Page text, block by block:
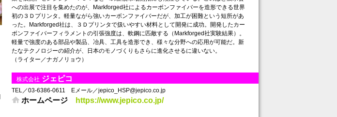
への出展で注目を集めたのが、Markforged社によるカーボンファイバーを造形できる世界
初の３Ｄプリンタ。軽量ながら強いカーボンファイバーだが、加工が困難という短所があ
った。Markforged社は、３Ｄプリンタで扱いやすい材料として開発に成功。開発したカー
ボンファイバーフィラメントの引張強度は、軟鋼に匹敵する（Markforged社実験結果）。
軽量で強度のある部品や製品、冶具、工具を造形でき、様々な分野への応用が可能だ。新
たなテクノロジーの紹介が、日本のモノづくりもさらに進化させるに違いない。
（ライター／ナガノリョウ）
株式会社 ジェピコ
TEL／03-6386-0611 Eメール／jepico_HSP@jepico.co.jp
ホームページ https://www.jepico.co.jp/